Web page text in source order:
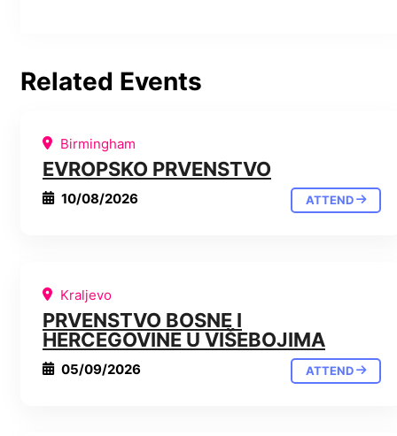
Related Events
Birmingham
EVROPSKO PRVENSTVO
10/08/2026 ATTEND
Kraljevo
PRVENSTVO BOSNE I
HERCEGOVINE U VIŠEBOJIMA
05/09/2026 ATTEND